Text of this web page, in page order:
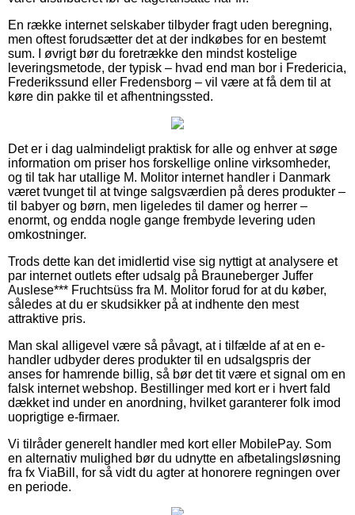
En række internet selskaber tilbyder fragt uden beregning,
men oftest forudsætter det at der indkøbes for en bestemt
sum. I øvrigt bør du foretrække den mindst kostelige
leveringsmetode, der typisk – hvad end man bor i Fredericia,
Frederikssund eller Fredensborg – vil være at få dem til at
køre din pakke til et afhentningssted.
Det er i dag ualmindeligt praktisk for alle og enhver at søge
information om priser hos forskellige online virksomheder,
og til tak har utallige M. Molitor internet handler i Danmark
været tvunget til at tvinge salgsværdien på deres produkter –
til babyer og børn, men ligeledes til damer og herrer –
enormt, og endda nogle gange frembyde levering uden
omkostninger.
Trods dette kan det imidlertid vise sig nyttigt at analysere et
par internet outlets efter udsalg på Brauneberger Juffer
Auslese*** Fruchtsüss fra M. Molitor forud for at du køber,
således at du er skudsikker på at indhente den mest
attraktive pris.
Man skal alligevel være så påvagt, at i tilfælde af at en e-
handler udbyder deres produkter til en udsalgspris der
anses for hamrende billig, så bør det tit være et signal om en
falsk internet webshop. Bestillinger med kort er i hvert fald
dækket ind under en anordning, hvilket garanterer folk imod
uoprigtige e-firmaer.
Vi tilråder generelt handler med kort eller MobilePay. Som
en alternativ mulighed bør du udnytte en afbetalingsløsning
fra fx ViaBill, for så vidt du agter at honorere regningen over
en periode.